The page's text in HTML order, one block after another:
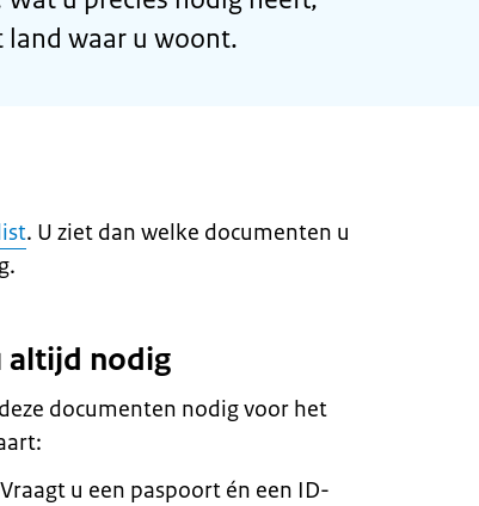
land waar u woont.
. U ziet dan welke documenten u
altijd nodig
documenten nodig voor het
u een paspoort én een ID-